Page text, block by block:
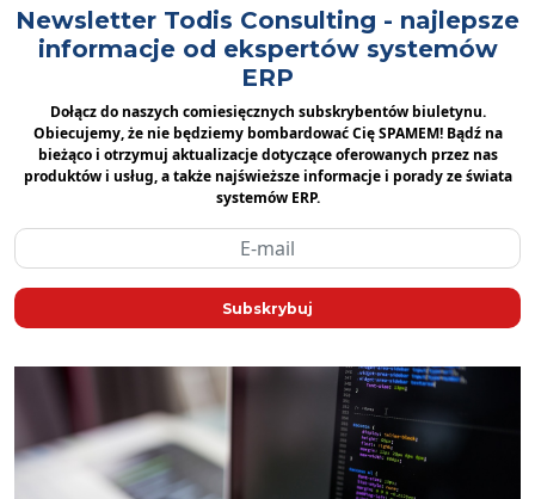
Newsletter Todis Consulting - najlepsze
informacje od ekspertów systemów
ERP
Dołącz do naszych comiesięcznych subskrybentów biuletynu.
Obiecujemy, że nie będziemy bombardować Cię SPAMEM! Bądź na
bieżąco i otrzymuj aktualizacje dotyczące oferowanych przez nas
produktów i usług, a także najświeższe informacje i porady ze świata
systemów ERP.